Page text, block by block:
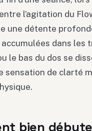
l’agitation du
une détente
dans les
le bas du dos se
sensation de clarté
bien